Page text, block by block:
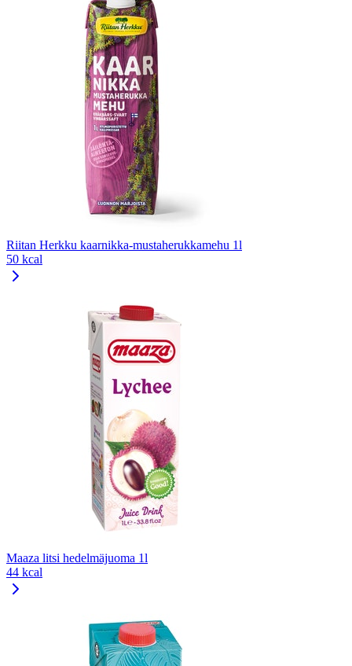
Riitan Herkku kaarnikka-mustaherukkamehu 1l
50 kcal
Maaza litsi hedelmäjuoma 1l
44 kcal